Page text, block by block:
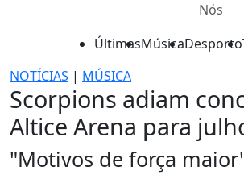
Nós
ÚltimasMúsicaDesporto
NOTÍCIAS | MÚSICA
Scorpions adiam
Altice Arena para
"Motivos de força